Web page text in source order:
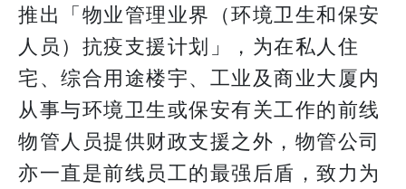
推出「物业管理业界（环境卫生和保安
人员）抗疫支援计划」，为在私人住
宅、综合用途楼宇、工业及商业大厦内
从事与环境卫生或保安有关工作的前线
物管人员提供财政支援之外，物管公司
亦一直是前线员工的最强后盾，致力为